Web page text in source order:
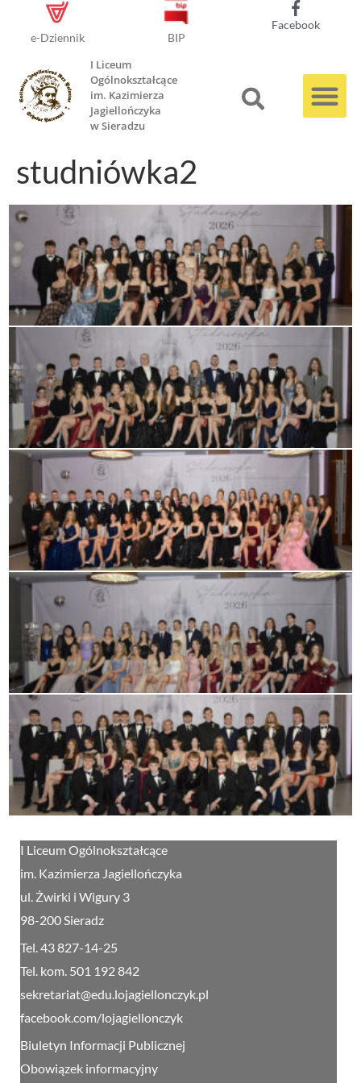
e-Dziennik BIP
Facebook
I Liceum
Ogólnokształcące
im. Kazimierza
Jagiellończyka
w Sieradzu
studniówka2
I Liceum Ogólnokształcące
im. Kazimierza Jagiellończyka
ul. Żwirki i Wigury 3
98-200 Sieradz
Tel. 43 827-14-25
Tel. kom. 501 192 842
sekretariat@edu.lojagiellonczyk.pl
facebook.com/lojagiellonczyk
Biuletyn Informacji Publicznej
Obowiązek informacyjny